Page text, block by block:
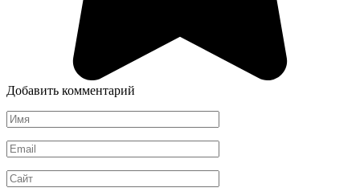
Добавить комментарий
Имя
*
Email
*
Сайт